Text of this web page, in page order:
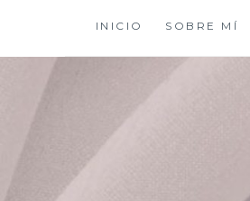
contenido
INICIO SOBRE MÍ
XIOMY